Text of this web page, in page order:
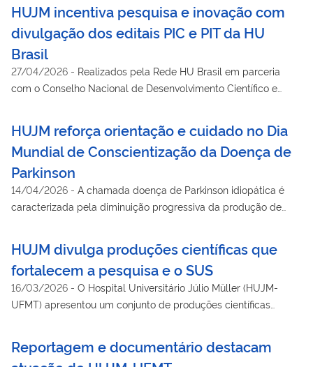
e à redução das filas do Sistema Único de Saúde (SUS).
HUJM incentiva pesquisa e inovação com
divulgação dos editais PIC e PIT da HU
Brasil
27/04/2026 - Realizados pela Rede HU Brasil em parceria
com o Conselho Nacional de Desenvolvimento Científico e
na área da saúde, promovendo formação qualificada e
incentivo à produção de conhecimento.
HUJM reforça orientação e cuidado no Dia
Mundial de Conscientização da Doença de
Parkinson
14/04/2026 - A chamada doença de Parkinson idiopática é
caracterizada pela diminuição progressiva da produção de
dos pacientes.
HUJM divulga produções científicas que
fortalecem a pesquisa e o SUS
16/03/2026 - O Hospital Universitário Júlio Müller (HUJM-
UFMT) apresentou um conjunto de produções científicas
assistência à saúde.
Reportagem e documentário destacam